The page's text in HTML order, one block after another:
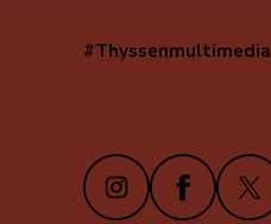
Navegación
#Thyssenmultimedia
InstagramFacebook
X